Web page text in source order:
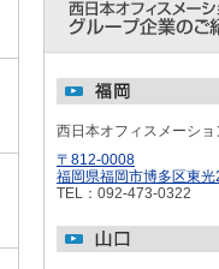
西日本オフィスメーショ
〒812-0008
福岡県福岡市博多区東
TEL：092-473-0322